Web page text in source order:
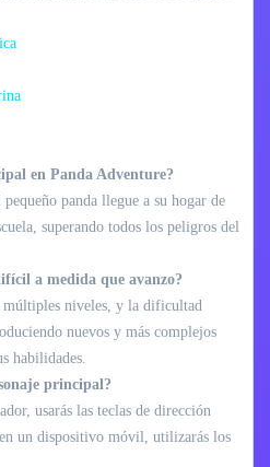
en Panda Adventure?
panda llegue a su hogar de
superando todos los peligros del
a medida que avanzo?
niveles, y la dificultad
nuevos y más complejos
habilidades.
principal?
usarás las teclas de dirección
un dispositivo móvil, utilizarás los